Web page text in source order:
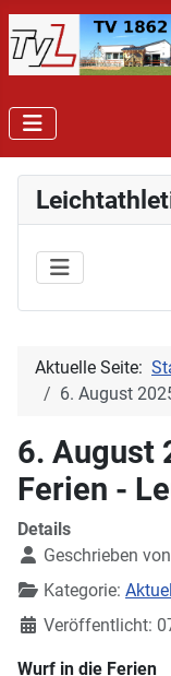
Aktuelle Seite:
6. August
6. August
Ferien -
Details
Geschrieben
Kategorie:
Veröffentlicht:
Wurf in die Ferien